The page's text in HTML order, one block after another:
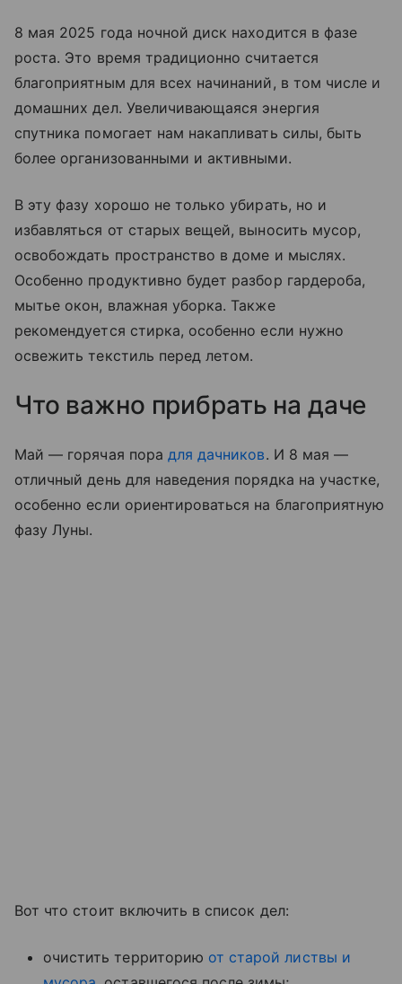
8 мая 2025 года ночной диск находится в фазе
роста. Это время традиционно считается
благоприятным для всех начинаний, в том числе и
домашних дел. Увеличивающаяся энергия
спутника помогает нам накапливать силы, быть
более организованными и активными.
В эту фазу хорошо не только убирать, но и
избавляться от старых вещей, выносить мусор,
освобождать пространство в доме и мыслях.
Особенно продуктивно будет разбор гардероба,
мытье окон, влажная уборка. Также
рекомендуется стирка, особенно если нужно
освежить текстиль перед летом.
Что важно прибрать на даче
Май — горячая пора для дачников. И 8 мая —
отличный день для наведения порядка на участке,
особенно если ориентироваться на благоприятную
фазу Луны.
Вот что стоит включить в список дел:
очистить территорию от старой листвы и